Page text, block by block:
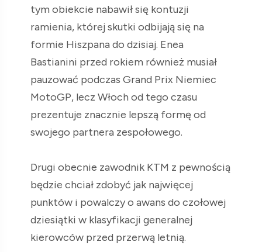
tym obiekcie nabawił się kontuzji
ramienia, której skutki odbijają się na
formie Hiszpana do dzisiaj. Enea
Bastianini przed rokiem również musiał
pauzować podczas Grand Prix Niemiec
MotoGP, lecz Włoch od tego czasu
prezentuje znacznie lepszą formę od
swojego partnera zespołowego.
Drugi obecnie zawodnik KTM z pewnością
będzie chciał zdobyć jak najwięcej
punktów i powalczy o awans do czołowej
dziesiątki w klasyfikacji generalnej
kierowców przed przerwą letnią.